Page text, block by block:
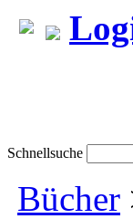
Schnellsuche
Bücher